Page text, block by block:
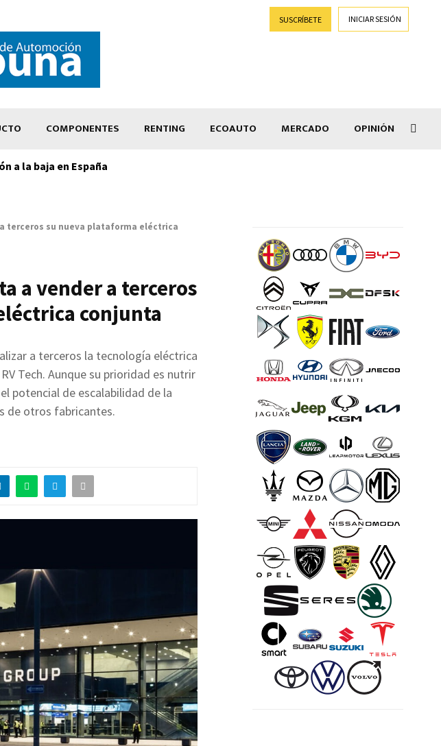
SUSCRÍBETE INICIAR SESIÓN
COMPONENTES RENTING ECOAUTO MERCADO OPINIÓN
a la baja en España
terceros su nueva plataforma eléctrica
a vender a terceros
conjunta
a terceros la tecnología eléctrica
Tech. Aunque su prioridad es nutrir
potencial de escalabilidad de la
de otros fabricantes.